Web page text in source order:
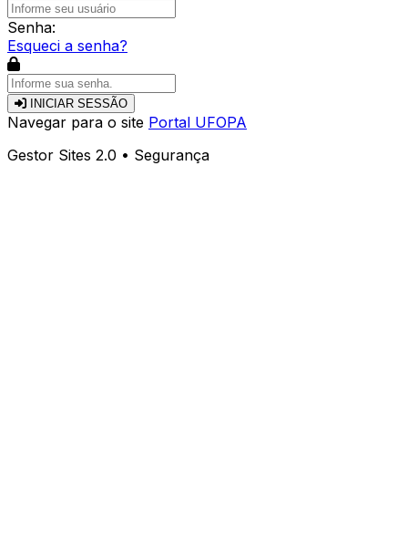
Senha:
Esqueci a senha?
INICIAR SESSÃO
Navegar para o site Portal UFOPA
Gestor Sites 2.0 • Segurança